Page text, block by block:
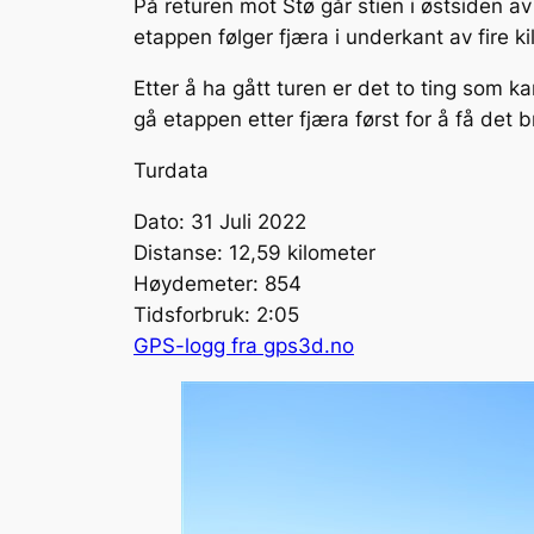
På returen mot Stø går stien i østsiden
etappen følger fjæra i underkant av fire
Etter å ha gått turen er det to ting som
gå etappen etter fjæra først for å få det
Turdata
Dato: 31 Juli 2022
Distanse: 12,59 kilometer
Høydemeter: 854
Tidsforbruk: 2:05
GPS-logg fra gps3d.no